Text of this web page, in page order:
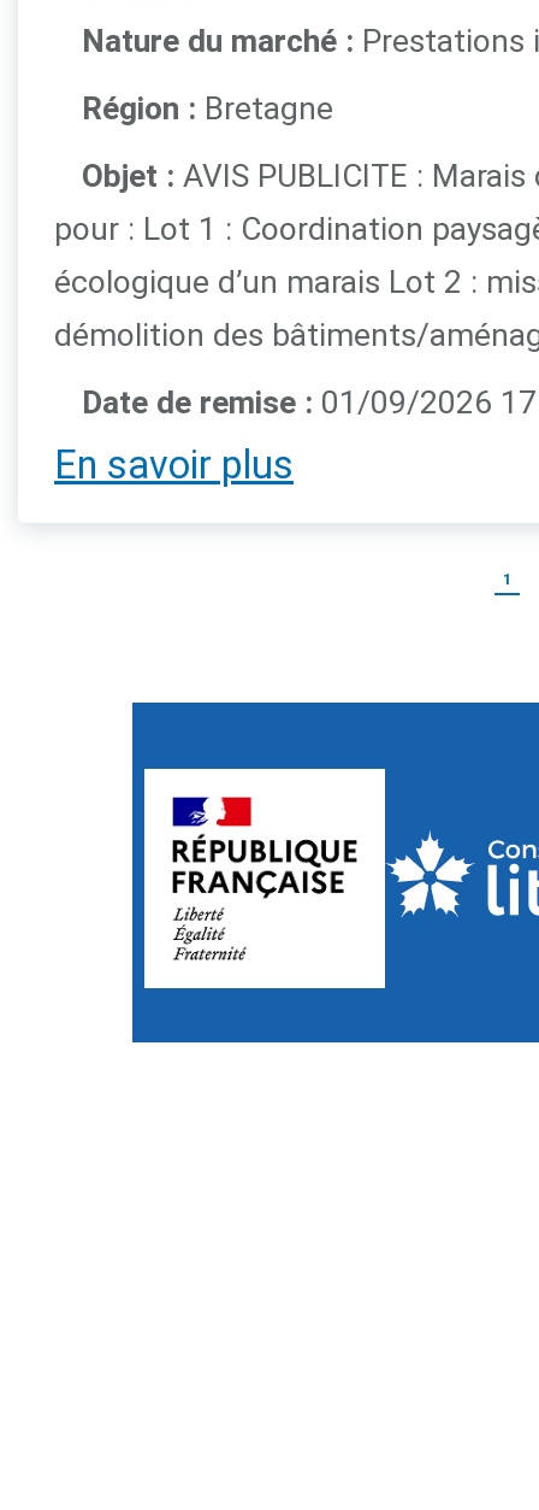
Nature du marché : Prestations
Région : Bretagne
Objet : AVIS PUBLICITE :
pour : Lot 1 : Coordination
écologique d’un marais Lot 2 :
démolition des bâtiments/
Date de remise : 01/09/2026
En savoir plus
1